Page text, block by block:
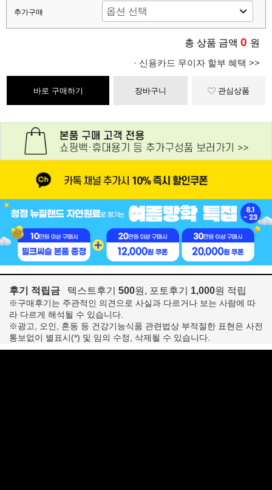
추가구매
총 상품 금액 0 원
· 신용카드 무이자 할부 혜택 >>
바로 구매하기 장바구니 관심상품
후기 적립금 텍스트후기 500원, 포토후기 1,000원 적립
※구매후기는 주관적인 의견으로 사실과 다르거나 보는 사람에 따
라 다르게 해석될 수 있습니다.
※광고, 오인, 혼동 등 건강기능식품 관련법상 부적절한 표현은 사전
통보없이 별표시(*) 및 임의 수정, 삭제될 수 있습니다.